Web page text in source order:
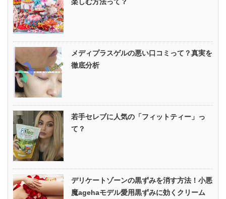
メディプラスゲルの悪い口コミって？真実を
徹底分析
若手セレブに人気の「フィットティー」っ
て？
デリケートゾーンの黒ずみを消す方法！小悪
魔agehaモデル愛用黒ずみに効くクリーム